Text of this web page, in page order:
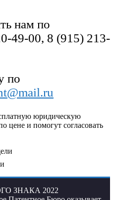
нам по
49-00, 8 (915) 213-
по
юридическую
цене и помогут согласовать